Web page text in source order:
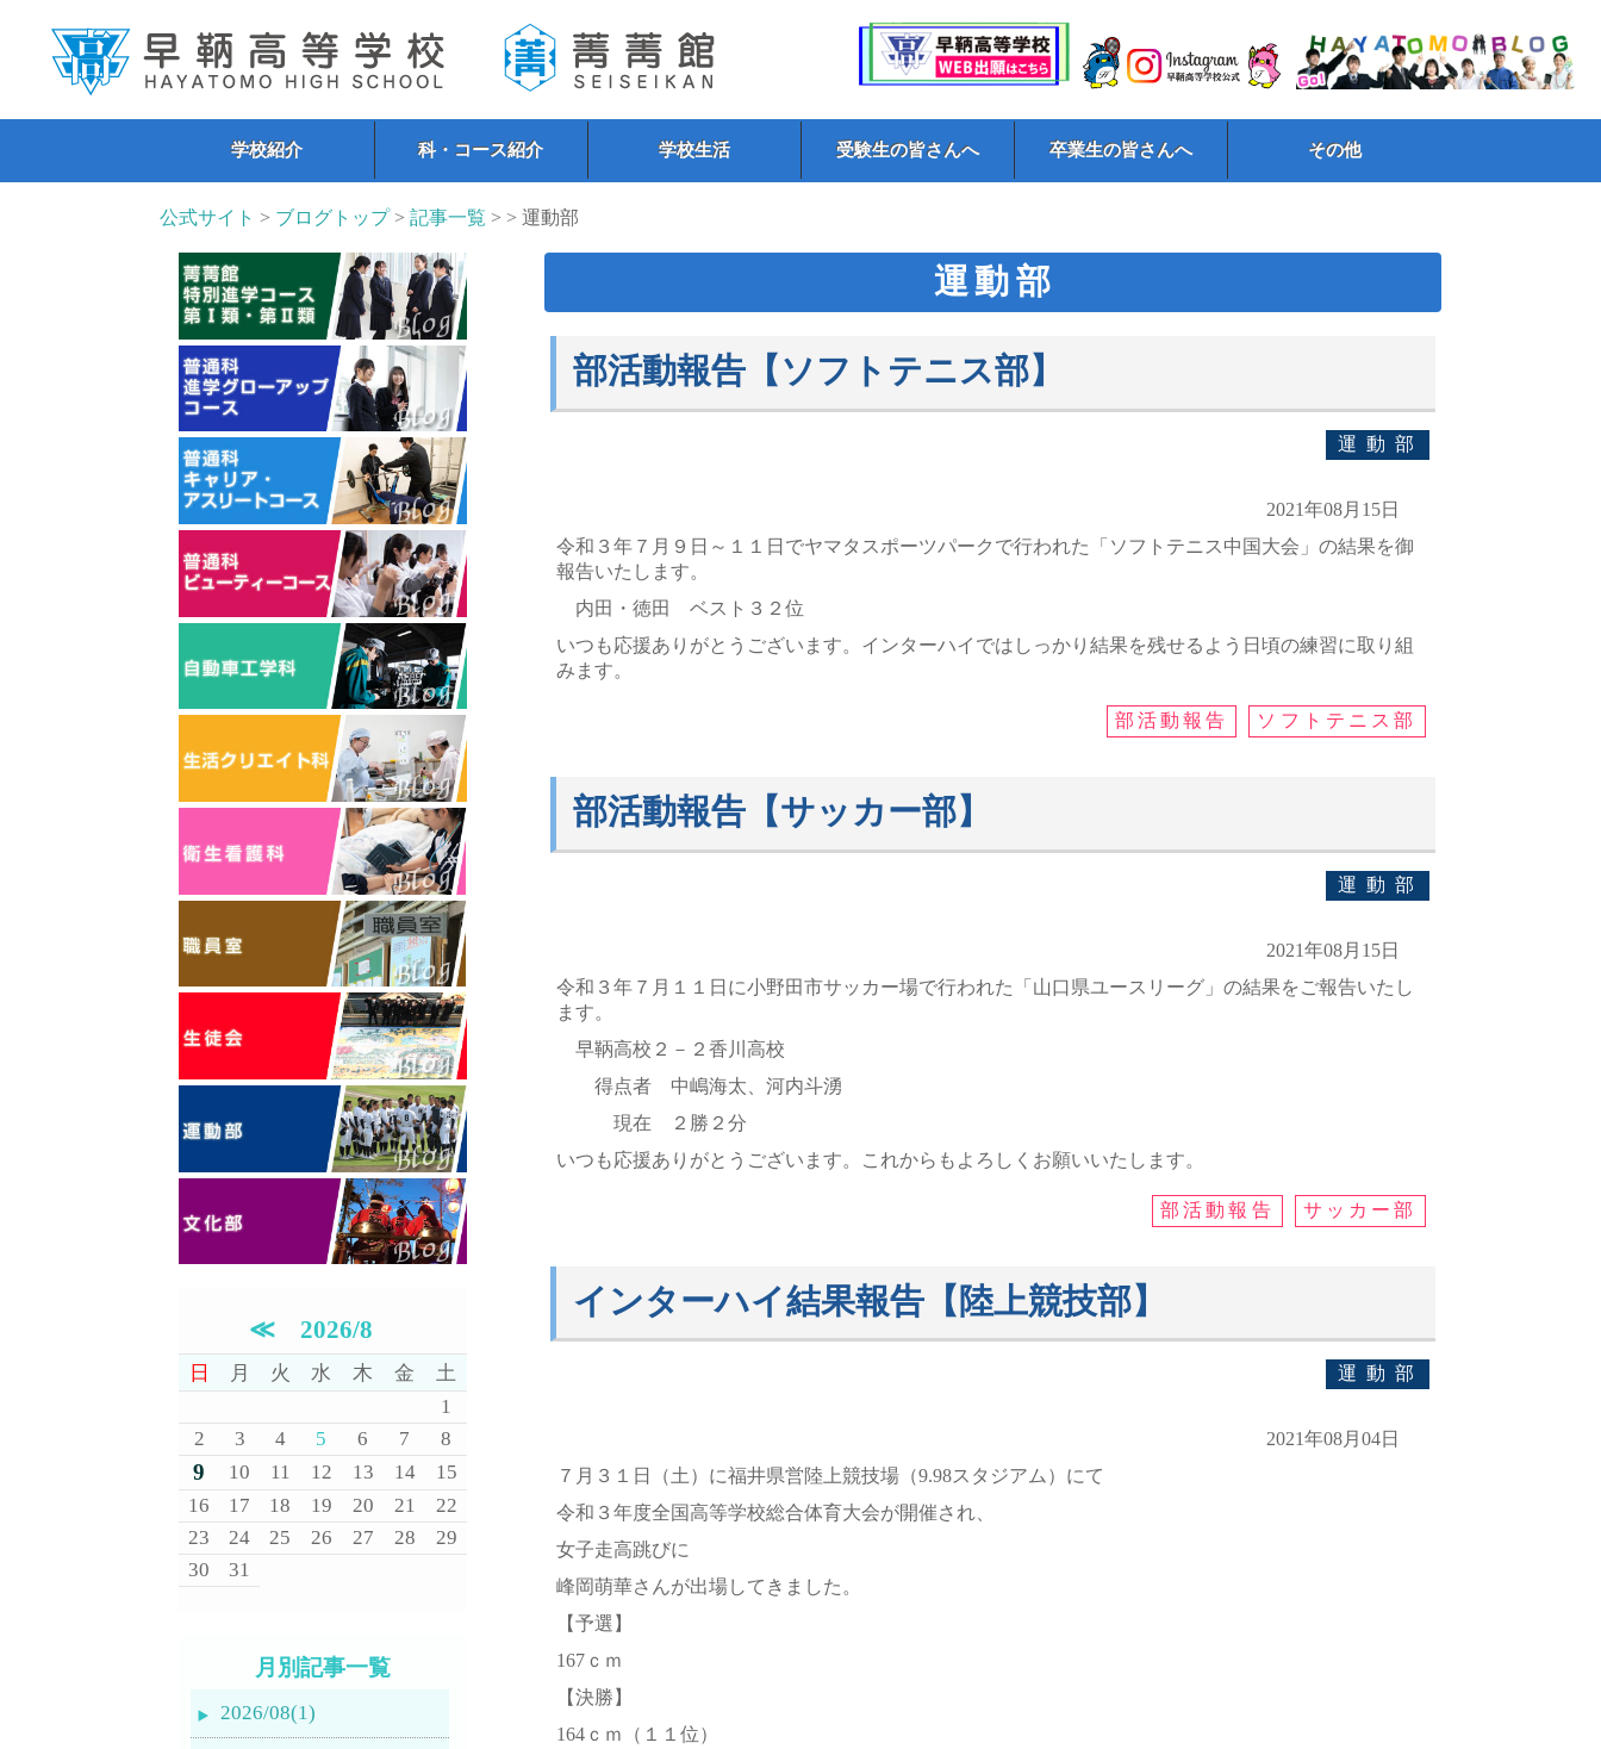
学校紹介 科・コース紹介 学校生活 受験生の皆さんへ 卒業生の皆さんへ その他
公式サイト > ブログトップ>記事一覧 > > 運動部
運動部
部活動報告【ソフトテニス部】
運動部
2021年08月15日
令和３年７月９日～１１日でヤマタスポーツパークで行われた「ソフトテニス中国大会」の結果を御
報告いたします。
内田・徳田 ベスト３２位
いつも応援ありがとうございます。インターハイではしっかり結果を残せるよう日頃の練習に取り組
みます。
部活動報告 ソフトテニス部
部活動報告【サッカー部】
運動部
2021年08月15日
令和３年７月１１日に小野田市サッカー場で行われた「山口県ユースリーグ」の結果をご報告いたし
ます。
早鞆高校２－２香川高校
得点者 中嶋海太、河内斗湧
現在 ２勝２分
いつも応援ありがとうございます。これからもよろしくお願いいたします。
部活動報告 サッカー部
インターハイ結果報告【陸上競技部】
運動部
2021年08月04日
７月３１日（土）に福井県営陸上競技場（9.98スタジアム）にて
令和３年度全国高等学校総合体育大会が開催され、
女子走高跳びに
峰岡萌華さんが出場してきました。
【予選】
167ｃｍ
【決勝】
164ｃｍ（１１位）
≪2026/8
日 月 火 水 木 金
土
1
2
3 4 5 6 7 8
9 10 11 12 13 14
15
16
17 18 19 20 21
22
23
24 25 26 27 28
29
30
31
月別記事一覧
2026/08(1)